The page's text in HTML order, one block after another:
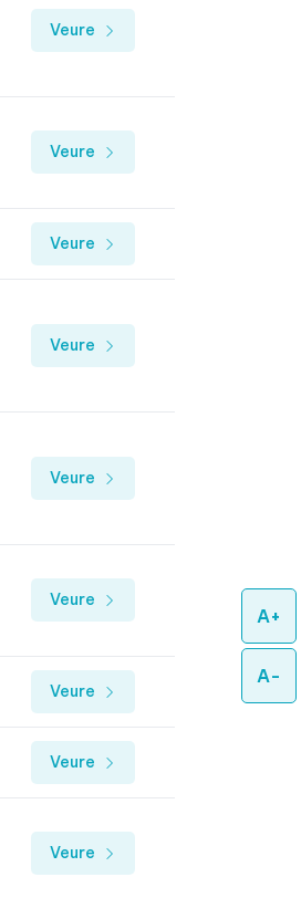
A+
A-
Veure
Veure
Veure
Veure
Veure
Veure
Veure
Veure
Veure